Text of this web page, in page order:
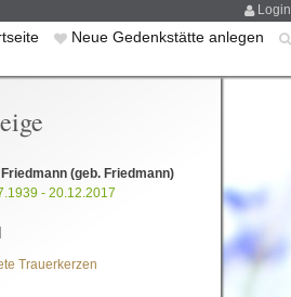
Login
Neue Gedenkstätte anlegen
(geb. Friedmann)
- 20.12.2017
Trauerkerzen